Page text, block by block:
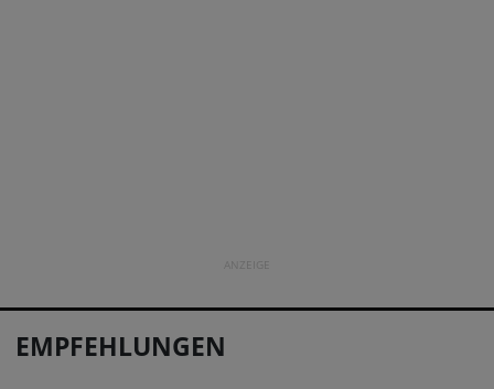
ANZEIGE
EMPFEHLUNGEN